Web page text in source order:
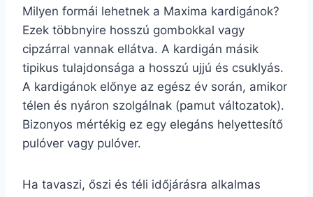
Milyen formái lehetnek a Maxima kardigánok?
Ezek többnyire hosszú gombokkal vagy
cipzárral vannak ellátva. A kardigán másik
tipikus tulajdonsága a hosszú ujjú és csuklyás.
A kardigánok előnye az egész év során, amikor
télen és nyáron szolgálnak (pamut változatok).
Bizonyos mértékig ez egy elegáns helyettesítő
pulóver vagy pulóver.
Ha tavaszi, őszi és téli időjárásra alkalmas